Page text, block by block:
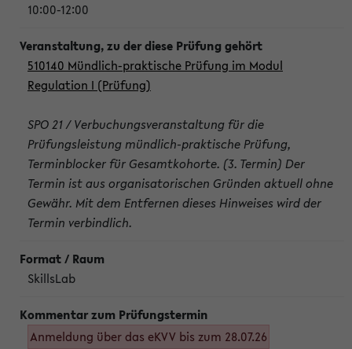
10:00-12:00
510140 Mündlich-praktische Prüfung im Modul
Regulation I (Prüfung)
SPO 21 / Verbuchungsveranstaltung für die
Prüfungsleistung mündlich-praktische Prüfung,
Terminblocker für Gesamtkohorte. (3. Termin) Der
Termin ist aus organisatorischen Gründen aktuell ohne
Gewähr. Mit dem Entfernen dieses Hinweises wird der
Termin verbindlich.
SkillsLab
Anmeldung über das eKVV bis zum 28.07.26